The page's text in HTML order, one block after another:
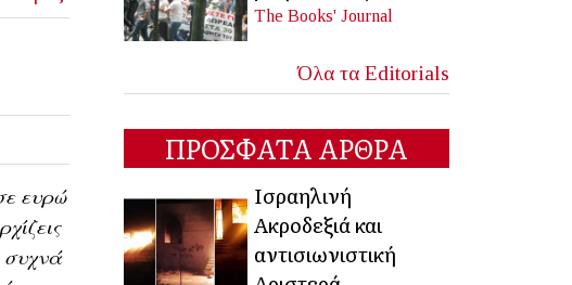
ευρώ
συχνά
The Books' Journal
Όλα τα Editorials
ΠΡΟΣΦΑΤΑ ΑΡΘΡΑ
Ισραηλινή
Ακροδεξιά και
αντισιωνιστική